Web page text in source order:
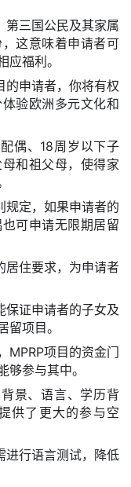
第三国公民及其家属
这意味着申请者可
福利。
的申请者，你将有权
验欧洲多元文化和
偶、18周岁以下子
和祖父母，使得家
规定，如果申请者的
可申请无限期居留
居住要求，为申请者
保证申请者的子女及
项目。
MPRP项目的资金门
参与其中。
景、语言、学历背
供了更大的参与空
进行语言测试，降低